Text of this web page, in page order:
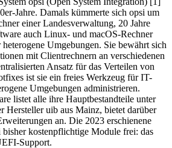
Jahre. Damals kümmerte sich opsi um
einer Landesverwaltung, 20 Jahre
auch Linux- und macOS-Rechner
Umgebungen. Sie bewährt sich
mit Clientrechnern an verschiedenen
Ansatz für das Verteilen von
ist sie ein freies Werkzeug für IT-
Umgebungen administrieren.
listet alle ihre Hauptbestandteile unter
uib aus Mainz, bietet darüber
an. Die 2023 erschienene
kostenpflichtige Module frei: das
Support.